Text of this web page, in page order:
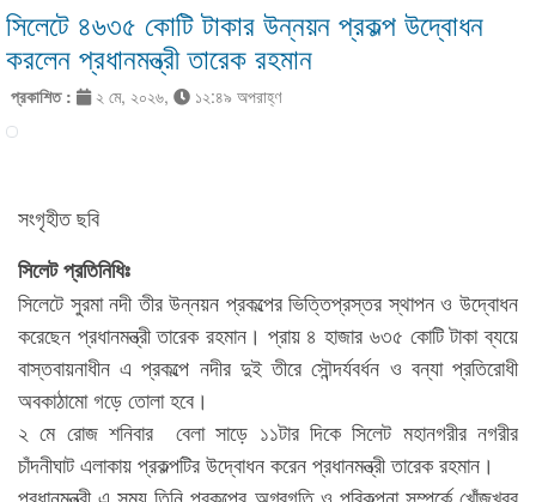
সিলেটে ৪৬৩৫ কোটি টাকার উন্নয়ন প্রকল্প উদ্বোধন
করলেন প্রধানমন্ত্রী তারেক রহমান
প্রকাশিত : ২ মে, ২০২৬, ১২:৪৯ অপরাহ্ণ
সংগৃহীত ছবি
সিলেট প্রতিনিধিঃ
সিলেটে সুরমা নদী তীর উন্নয়ন প্রকল্পের ভিত্তিপ্রস্তর স্থাপন ও উদ্বোধন
করেছেন প্রধানমন্ত্রী তারেক রহমান। প্রায় ৪ হাজার ৬৩৫ কোটি টাকা ব্যয়ে
বাস্তবায়নাধীন এ প্রকল্পে নদীর দুই তীরে সৌন্দর্যবর্ধন ও বন্যা প্রতিরোধী
অবকাঠামো গড়ে তোলা হবে।
২ মে রোজ শনিবার বেলা সাড়ে ১১টার দিকে সিলেট মহানগরীর নগরীর
চাঁদনীঘাট এলাকায় প্রকল্পটির উদ্বোধন করেন প্রধানমন্ত্রী তারেক রহমান।